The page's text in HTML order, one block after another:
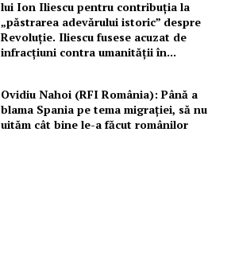
lui Ion Iliescu pentru contribuția la
„păstrarea adevărului istoric” despre
Revoluție. Iliescu fusese acuzat de
infracțiuni contra umanității în...
Ovidiu Nahoi (RFI România): Până a
blama Spania pe tema migrației, să nu
uităm cât bine le-a făcut românilor